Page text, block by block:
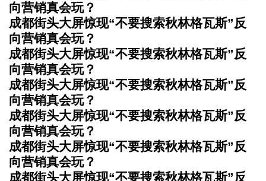
向营销真会玩？
成都街头大屏惊现“不要搜索秋林格瓦斯”反
向营销真会玩？
成都街头大屏惊现“不要搜索秋林格瓦斯”反
向营销真会玩？
成都街头大屏惊现“不要搜索秋林格瓦斯”反
向营销真会玩？
成都街头大屏惊现“不要搜索秋林格瓦斯”反
向营销真会玩？
成都街头大屏惊现“不要搜索秋林格瓦斯”反
向营销真会玩？
成都街头大屏惊现“不要搜索秋林格瓦斯”反